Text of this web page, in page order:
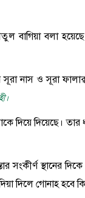
বাগিয়া বলা
নাস ও সূরা
দিয়ে দিয়েছে।
সংকীর্ণ স্থানের
দিলে গোনাহ হবে